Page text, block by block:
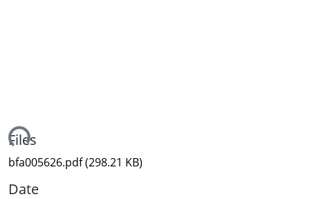
Files
bfa005626.pdf(298.21 KB)
Date